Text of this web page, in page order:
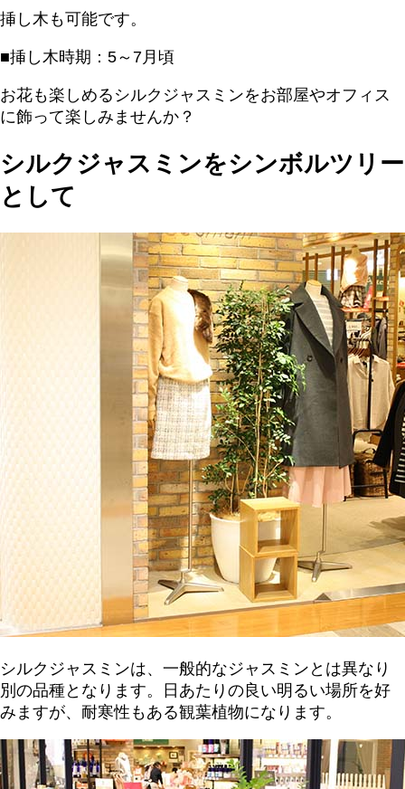
挿し木も可能です。
■挿し木時期：5～7月頃
お花も楽しめるシルクジャスミンをお部屋やオフィス
に飾って楽しみませんか？
シルクジャスミンをシンボルツリー
として
シルクジャスミンは、一般的なジャスミンとは異なり
別の品種となります。日あたりの良い明るい場所を好
みますが、耐寒性もある観葉植物になります。